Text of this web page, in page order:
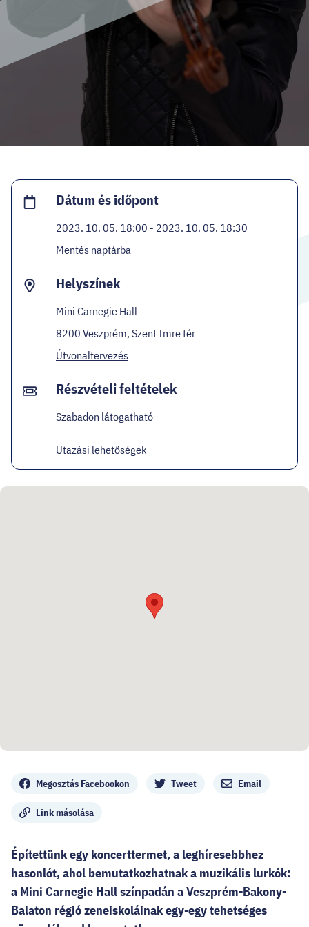
KARRIER
InstagramYouTube
EN
Megosztás Facebookon Tweet Email
Link másolása
Építettünk egy koncerttermet, a leghíresebbhez
hasonlót, ahol bemutatkozhatnak a muzikális lurkók:
a Mini Carnegie Hall színpadán a Veszprém-Bakony-
Balaton régió zeneiskoláinak egy-egy tehetséges
Dátum és időpont
2023. 10. 05. 18:00 - 2023. 10. 05. 18:30
Mentés naptárba
Helyszínek
Mini Carnegie Hall
8200 Veszprém, Szent Imre tér
Útvonaltervezés
Részvételi feltételek
Szabadon látogatható
Utazási lehetőségek